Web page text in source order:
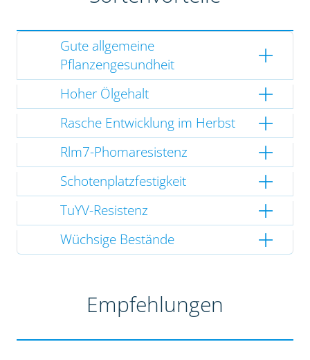
Gute allgemeine
Pflanzengesundheit
Hoher Ölgehalt
Rasche Entwicklung im Herbst
Rlm7-Phomaresistenz
Schotenplatzfestigkeit
TuYV-Resistenz
Wüchsige Bestände
Empfehlungen